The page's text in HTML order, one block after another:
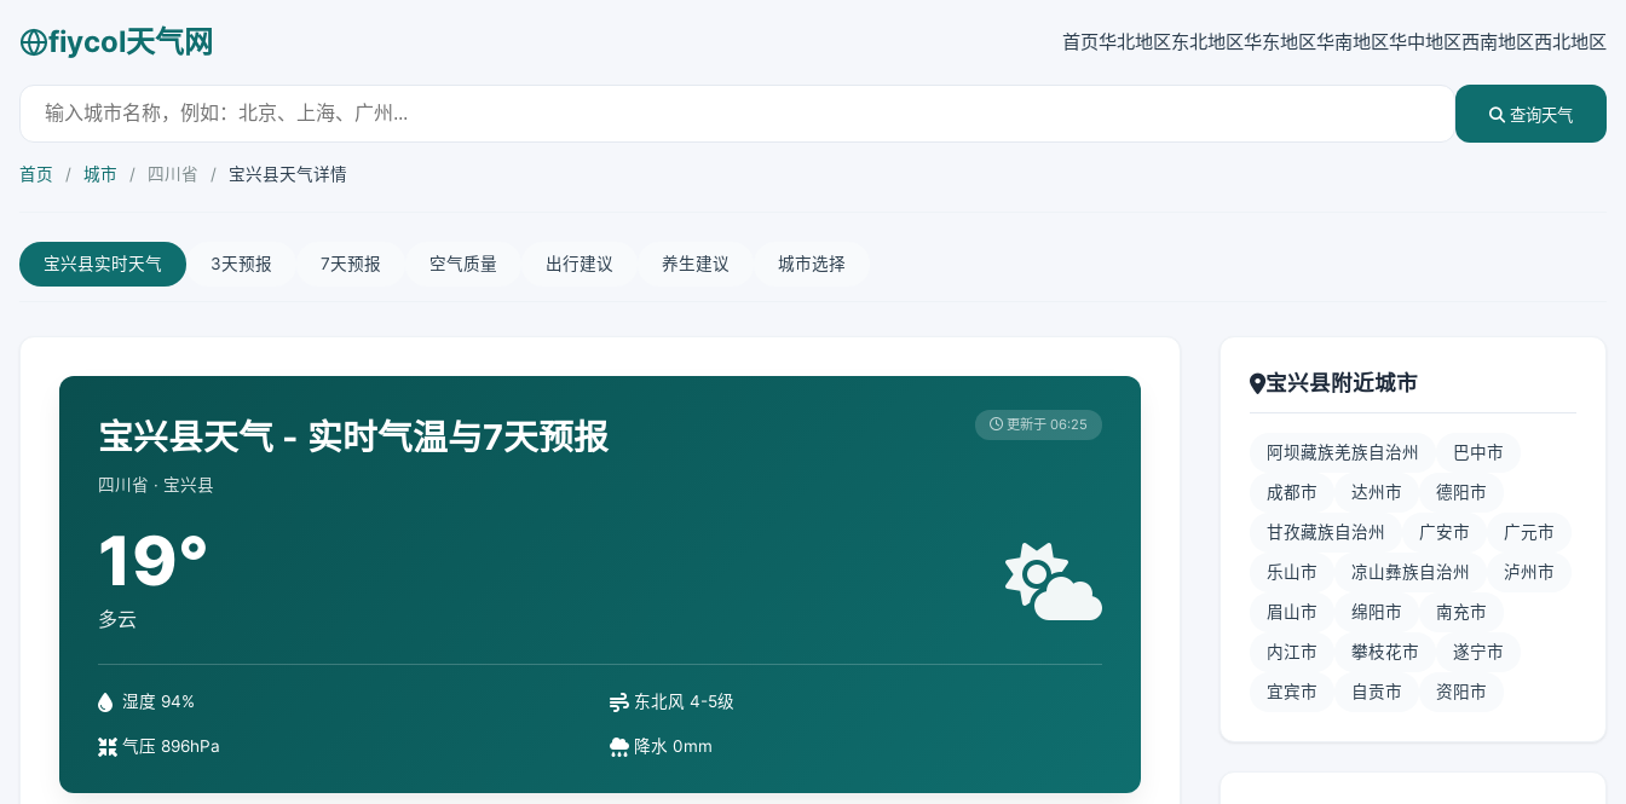
fiycol天气网 首页华北地区东北地区华东地区华南地区华中地区西南地区西北地区
查询天气
首页 / 城市 / 四川省 / 宝兴县天气详情
宝兴县实时天气 3天预报 7天预报 空气质量 出行建议 养生建议 城市选择
宝兴县天气 - 实时气温与7天预报
四川省 · 宝兴县
更新于 06:25
19°
多云
湿度 94% 东北风 4-5级
气压 896hPa 降水 0mm
宝兴县附近城市
阿坝藏族羌族自治州 巴中市
成都市 达州市 德阳市
甘孜藏族自治州 广安市 广元市
乐山市 凉山彝族自治州 泸州市
眉山市 绵阳市 南充市
内江市 攀枝花市 遂宁市
宜宾市 自贡市 资阳市